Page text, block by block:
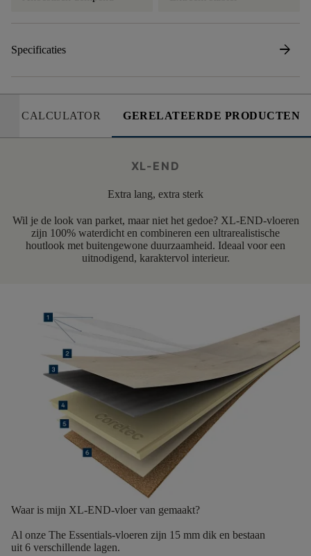
Specificaties arrow_forward
CALCULATOR GERELATEERDE PRODUCTEN
XL-END
Extra lang, extra sterk
Wil je de look van parket, maar niet het gedoe? XL-END-vloeren
zijn 100% waterdicht en combineren een ultrarealistische
houtlook met buitengewone duurzaamheid. Ideaal voor een
uitnodigend, karaktervol interieur.
Waar is mijn XL-END-vloer van gemaakt?
Al onze The Essentials-vloeren zijn 15 mm dik en bestaan
uit 6 verschillende lagen.